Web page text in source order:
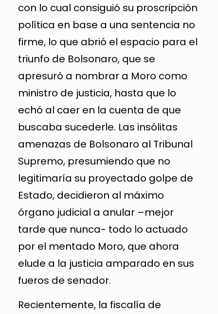
con lo cual consiguió su proscripción
política en base a una sentencia no
firme, lo que abrió el espacio para el
triunfo de Bolsonaro, que se
apresuró a nombrar a Moro como
ministro de justicia, hasta que lo
echó al caer en la cuenta de que
buscaba sucederle. Las insólitas
amenazas de Bolsonaro al Tribunal
Supremo, presumiendo que no
legitimaría su proyectado golpe de
Estado, decidieron al máximo
órgano judicial a anular –mejor
tarde que nunca- todo lo actuado
por el mentado Moro, que ahora
elude a la justicia amparado en sus
fueros de senador.
Recientemente, la fiscalía de